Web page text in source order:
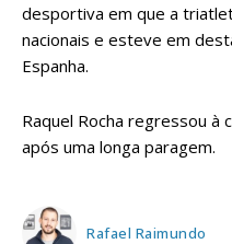
desportiva em que a
nacionais e esteve em
Espanha.
Raquel Rocha regressou à
após uma longa paragem.
Rafael Raimundo